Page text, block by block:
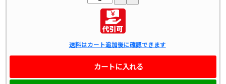
送料はカート追加後に確認できます
カートに入れる